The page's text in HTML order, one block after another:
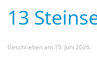
13
Geschrieben am 15. Juni 2026.